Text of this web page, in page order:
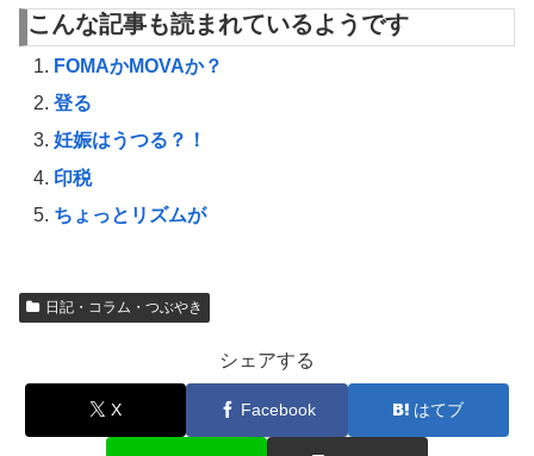
こんな記事も読まれているようです
FOMAかMOVAか？
登る
妊娠はうつる？！
印税
ちょっとリズムが
日記・コラム・つぶやき
シェアする
X Facebook はてブ